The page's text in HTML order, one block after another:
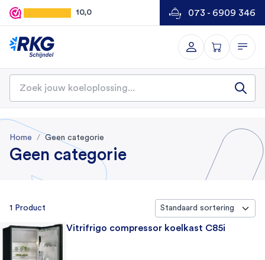
10,0 073 - 6909 346
Home Geen categorie
Geen categorie
1 Product
Vitrifrigo compressor koelkast C85i